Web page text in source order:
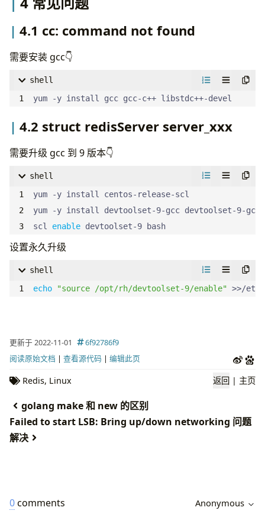
4.1 cc: command not found
需要安装 gcc👇
shell
yum -y install gcc gcc-c++ libstdc++-devel
4.2 struct redisServer server_xxx
需要升级 gcc 到 9 版本👇
shell
scl enable devtoolset-9 bash
设置永久升级
shell
echo
"source /opt/rh/devtoolset-9/enable" >>/
更新于 2022-11-01
6f92786f9
阅读原始文档 | 查看源代码 | 编辑此页
Redis, Linux 返回 | 主页
golang make 和 new 的区别
Failed to start LSB: Bring up/down networking 问题
解决
0comments Anonymous